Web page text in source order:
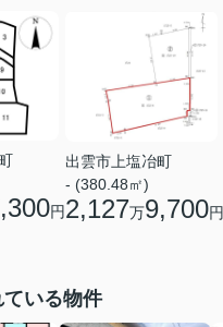
円
出雲市上塩冶町
- (380.48㎡)
2,127万9,700円
いる物件